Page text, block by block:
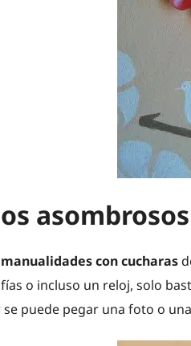
manualidades con cucharas
o incluso un reloj, solo
puede pegar una foto o